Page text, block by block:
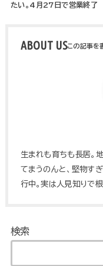
たい。4月27日で営業終了
ABOUT US
生まれも育ちも長居。
てまうのんと、堅物す
行中。実は人見知りで
検索